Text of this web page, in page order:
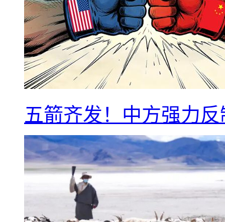
五箭齐发！中方强力